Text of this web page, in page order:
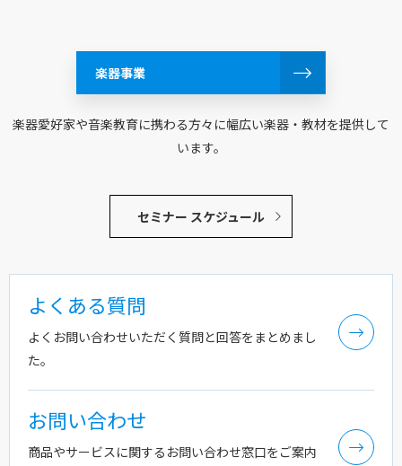
楽器事業
楽器愛好家や音楽教育に携わる方々に幅広い楽器・教材を提供して
います。
セミナー スケジュール
よくある質問
よくお問い合わせいただく質問と回答をまとめまし
た。
お問い合わせ
商品やサービスに関するお問い合わせ窓口をご案内